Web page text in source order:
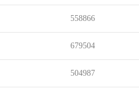
558866
679504
504987